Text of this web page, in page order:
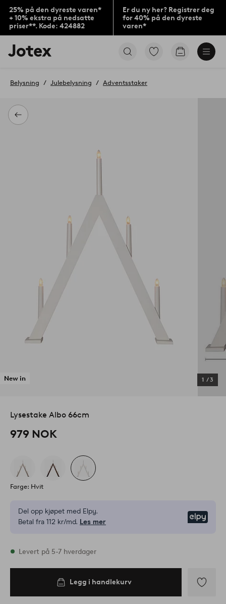
25% på den dyreste varen*
+ 10% ekstra på nedsatte
priser**. Kode: 424882
Er du ny her? Registrer deg
for 40% på den dyreste
varen*
Jotex’
logo
til
Gå
Gå
Tilbake
Belysning Julebelysning Adventsstaker
New in 1 /3
Lysestake Albo 66cm
979 NOK
Farge: Hvit
Del opp kjøpet med Elpy.
Betal fra 112 kr/md. Les mer
På lager
Levert på 5-7 hverdager
Legg i handlekurv